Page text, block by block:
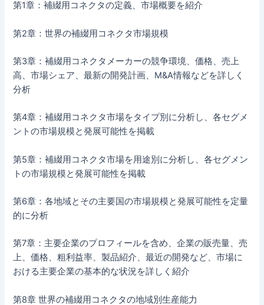
第1章：補綴用コネクタの定義、市場概要を紹介
第2章：世界の補綴用コネクタ市場規模
第3章：補綴用コネクタメーカーの競争環境、価格、売上
高、市場シェア、最新の開発計画、M&A情報などを詳しく
分析
第4章：補綴用コネクタ市場をタイプ別に分析し、各セグメ
ントの市場規模と発展可能性を掲載
第5章：補綴用コネクタ市場を用途別に分析し、各セグメン
トの市場規模と発展可能性を掲載
第6章：各地域とその主要国の市場規模と発展可能性を定量
的に分析
第7章：主要企業のプロフィールを含め、企業の販売量、売
上、価格、粗利益率、製品紹介、最近の開発など、市場に
おける主要企業の基本的な状況を詳しく紹介
第8章 世界の補綴用コネクタの地域別生産能力